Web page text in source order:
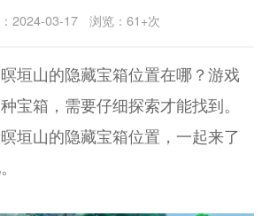
2024-03-17 浏览：61+次
山的隐藏宝箱位置在哪？游戏
宝箱，需要仔细探索才能找到。
垣山的隐藏宝箱位置，一起来了